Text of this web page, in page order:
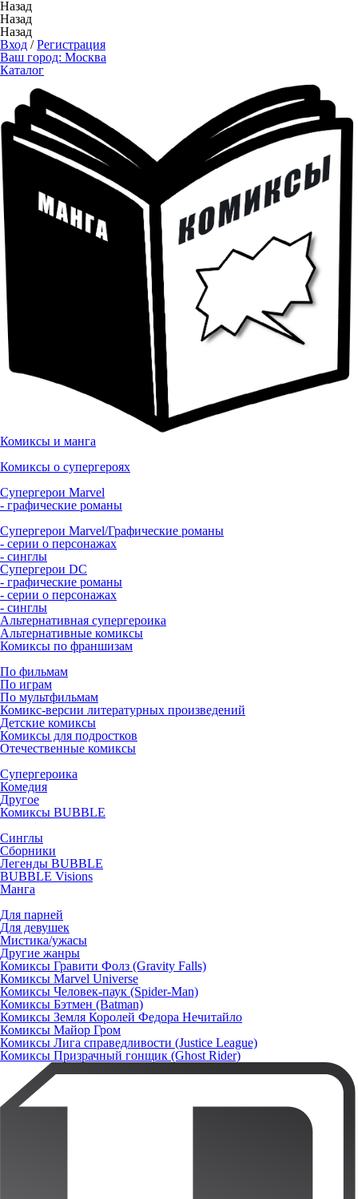
Назад
Назад
Назад
Вход /Регистрация
Ваш город: Москва
Каталог
Комиксы и манга
Комиксы о супергероях
Супергерои Marvel
- графические романы
Супергерои Marvel/Графические романы
- серии о персонажах
- синглы
Супергерои DC
- графические романы
- серии о персонажах
- синглы
Альтернативная супергероика
Альтернативные комиксы
Комиксы по франшизам
По фильмам
По играм
По мультфильмам
Комикс-версии литературных произведений
Детские комиксы
Комиксы для подростков
Отечественные комиксы
Супергероика
Комедия
Другое
Комиксы BUBBLE
Синглы
Сборники
Легенды BUBBLE
BUBBLE Visions
Манга
Для парней
Для девушек
Мистика/ужасы
Другие жанры
Комиксы Гравити Фолз (Gravity Falls)
Комиксы Marvel Universe
Комиксы Человек-паук (Spider-Man)
Комиксы Бэтмен (Batman)
Комиксы Земля Королей Федора Нечитайло
Комиксы Майор Гром
Комиксы Лига справедливости (Justice League)
Комиксы Призрачный гонщик (Ghost Rider)